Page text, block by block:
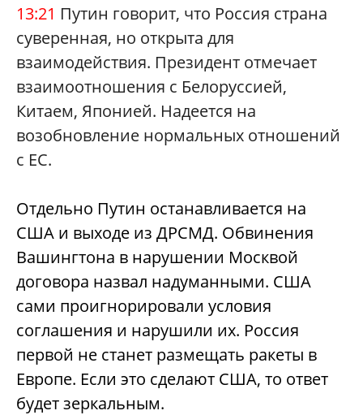
13:21 Путин говорит, что Россия страна
суверенная, но открыта для
взаимодействия. Президент отмечает
взаимоотношения с Белоруссией,
Китаем, Японией. Надеется на
возобновление нормальных отношений
с ЕС.
Отдельно Путин останавливается на
США и выходе из ДРСМД. Обвинения
Вашингтона в нарушении Москвой
договора назвал надуманными. США
сами проигнорировали условия
соглашения и нарушили их. Россия
первой не станет размещать ракеты в
Европе. Если это сделают США, то ответ
будет зеркальным.